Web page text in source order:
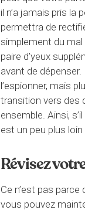
il n’a jamais pris la
permettra de
simplement du
paire d’yeux
avant de
l’espionner, mais
transition vers des
ensemble. Ainsi,
est un peu plus
Révisez
Ce n’est pas
vous pouvez